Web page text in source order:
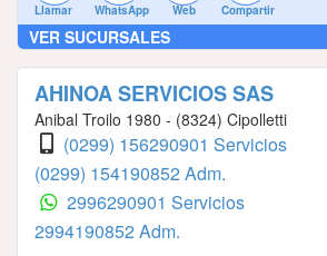
Llamar WhatsApp Web Compartir
VER SUCURSALES
AHINOA SERVICIOS SAS
Anibal Troilo 1980 - (8324) Cipolletti
(0299) 156290901 Servicios
(0299) 154190852 Adm.
2996290901 Servicios
2994190852 Adm.